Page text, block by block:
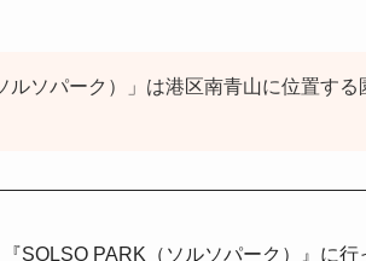
ルソパーク）」は港区南青山に位置す
『SOLSO PARK（ソルソパーク）』に